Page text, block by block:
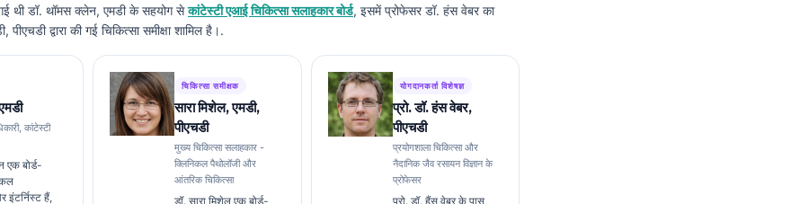
थीडॉ. थॉमस क्लेन, एमडीके सहयोग सेकांटेस्टी एआई चिकित्सा सलाहकार बोर्ड, इसमें प्रोफेसर डॉ. हंस वेबर का
द्वारा की गई चिकित्सा समीक्षा शामिल है।.
कांटेस्टी
एक बोर्ड-
इंटर्निस्ट हैं,
चिकित्सा समीक्षक
सारा मिशेल, एमडी,
पीएचडी
मुख्य चिकित्सा सलाहकार -
क्लिनिकल पैथोलॉजी और
आंतरिक चिकित्सा
डॉ. सारा मिशेल एक बोर्ड-
योगदानकर्ता विशेषज्ञ
प्रो. डॉ. हंस वेबर,
पीएचडी
प्रयोगशाला चिकित्सा और
नैदानिक जैव रसायन विज्ञान के
प्रोफेसर
प्रो. डॉ. हैंस वेबर के पास